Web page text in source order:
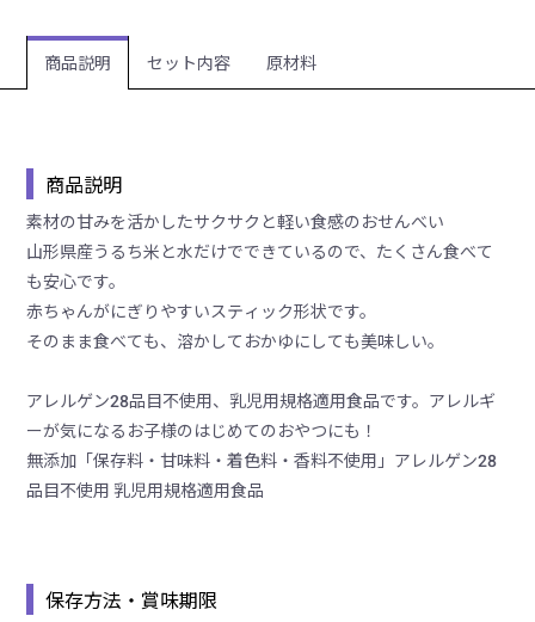
商品説明 セット内容 原材料
商品説明
素材の甘みを活かしたサクサクと軽い食感のおせんべい
山形県産うるち米と水だけでできているので、たくさん食べて
も安心です。
赤ちゃんがにぎりやすいスティック形状です。
そのまま食べても、溶かしておかゆにしても美味しい。
アレルゲン28品目不使用、乳児用規格適用食品です。アレルギ
ーが気になるお子様のはじめてのおやつにも！
無添加「保存料・甘味料・着色料・香料不使用」アレルゲン28
品目不使用 乳児用規格適用食品
保存方法・賞味期限